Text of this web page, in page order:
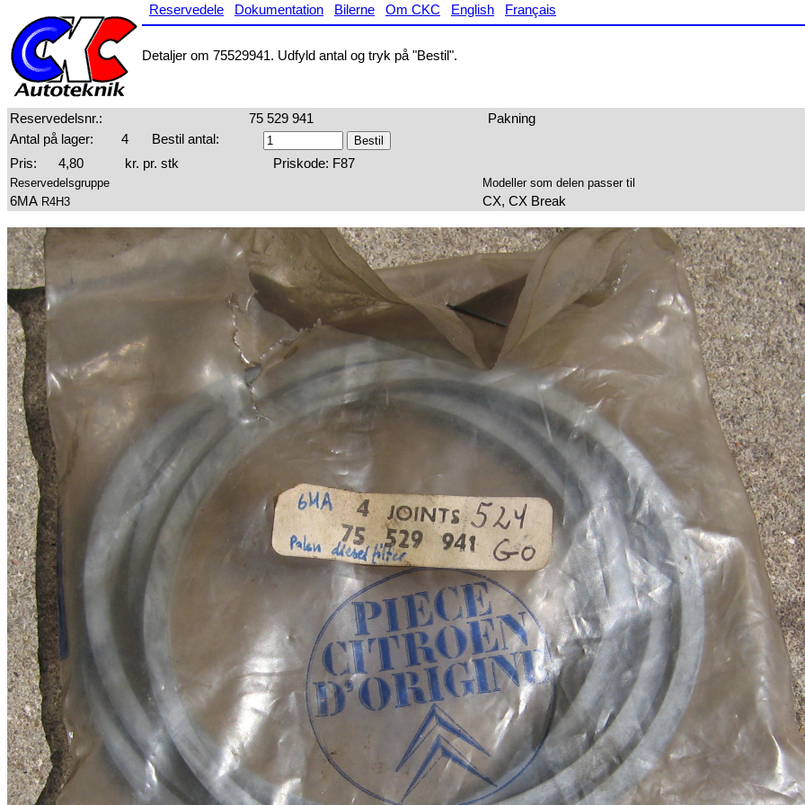
Reservedele Dokumentation Bilerne Om CKC English Français
Detaljer om 75529941. Udfyld antal og tryk på "Bestil".
Reservedelsnr.: 75 529 941
Pakning
Antal på lager:
4
Bestil antal:
Pris:
4,80 kr. pr. stk Priskode: F87
Reservedelsgruppe Modeller som delen passer til
6MA R4H3 CX, CX Break